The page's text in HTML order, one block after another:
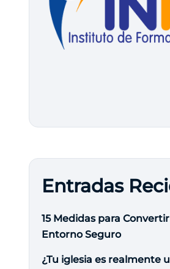
Entradas
15 Medidas para
Entorno Seguro
¿Tu iglesia es realmente